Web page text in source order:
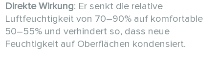
Direkte Wirkung: Er senkt die relative
Luftfeuchtigkeit von 70–90% auf komfortable
50–55% und verhindert so, dass neue
Feuchtigkeit auf Oberflächen kondensiert.